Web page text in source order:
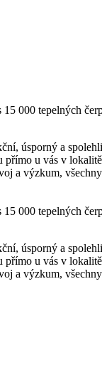
000 tepelných
úsporný a
u vás v
a výzkum,
000 tepelných
úsporný a
u vás v
a výzkum,